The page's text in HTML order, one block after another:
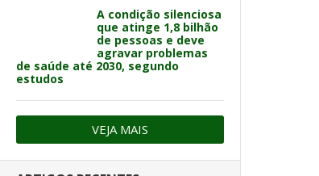
A condição silenciosa
que atinge 1,8 bilhão
de pessoas e deve
agravar problemas
de saúde até 2030, segundo
estudos
VEJA MAIS